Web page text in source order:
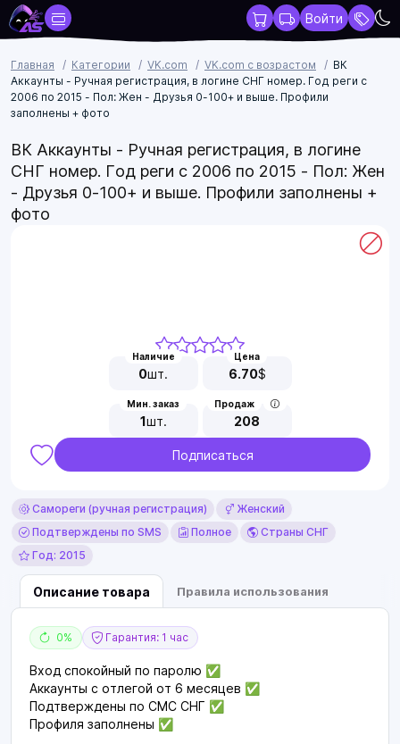
Войти
Главная Категории VK.com VK.com с возрастом
ВК
Аккаунты - Ручная регистрация, в логине СНГ номер. Год реги с
2006 по 2015 - Пол: Жен - Друзья 0-100+ и выше. Профили
заполнены + фото
ВК Аккаунты - Ручная регистрация, в логине
СНГ номер. Год реги с 2006 по 2015 - Пол: Жен
- Друзья 0-100+ и выше. Профили заполнены +
фото
Наличие
0шт.
Цена
6.70$
Мин. заказ
1шт.
Продаж
208
Подписаться
Самореги (ручная регистрация)
Женский
Подтверждены по SMS
Полное
Страны СНГ
Год: 2015
Описание товара Правила использования
0% Гарантия: 1 час
Вход спокойный по паролю ✅
Аккаунты с отлегой от 6 месяцев ✅
Подтверждены по СМС СНГ ✅
Профиля заполнены ✅